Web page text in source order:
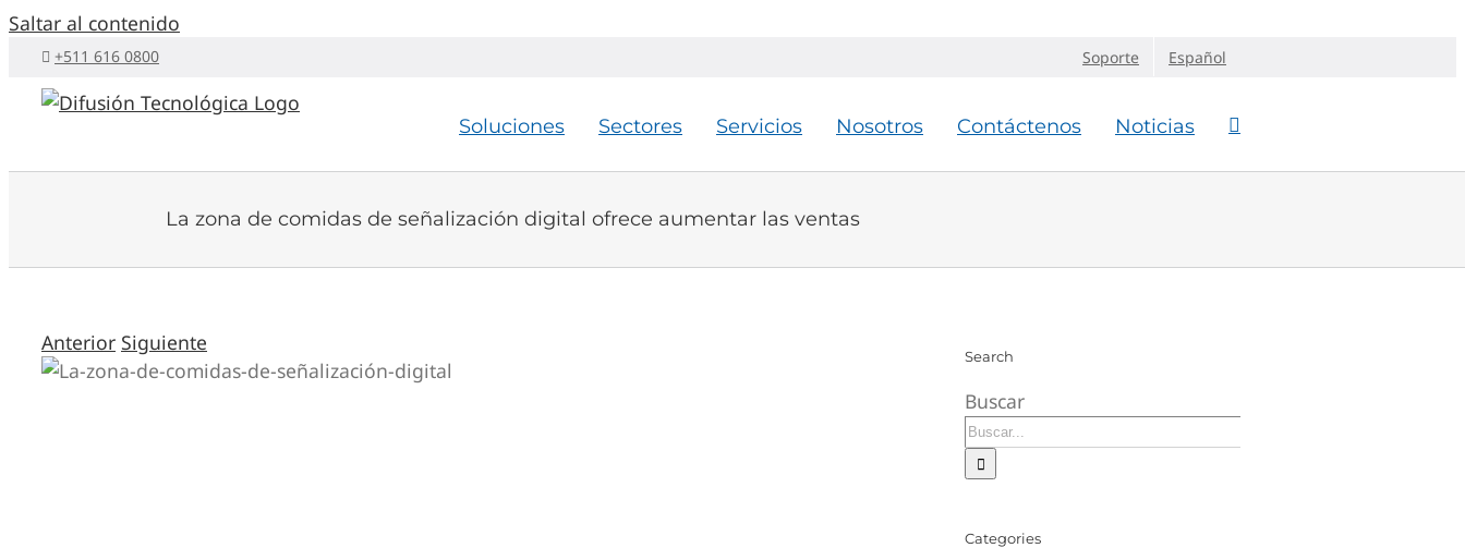
Saltar al contenido
+511 616 0800 Soporte Español
Soluciones Sectores Servicios Nosotros Contáctenos Noticias
La zona de comidas de señalización digital ofrece aumentar las ventas
Anterior Siguiente
Search
Buscar
Categories